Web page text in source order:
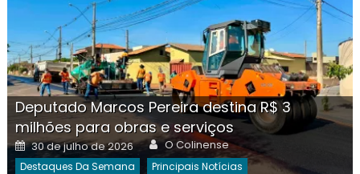
Deputado Marcos Pereira destina R$ 3
milhões para obras e serviços
Posted
on
30 de julho de 2026 Author
O Colinense
Destaques Da Semana Principais Notícias